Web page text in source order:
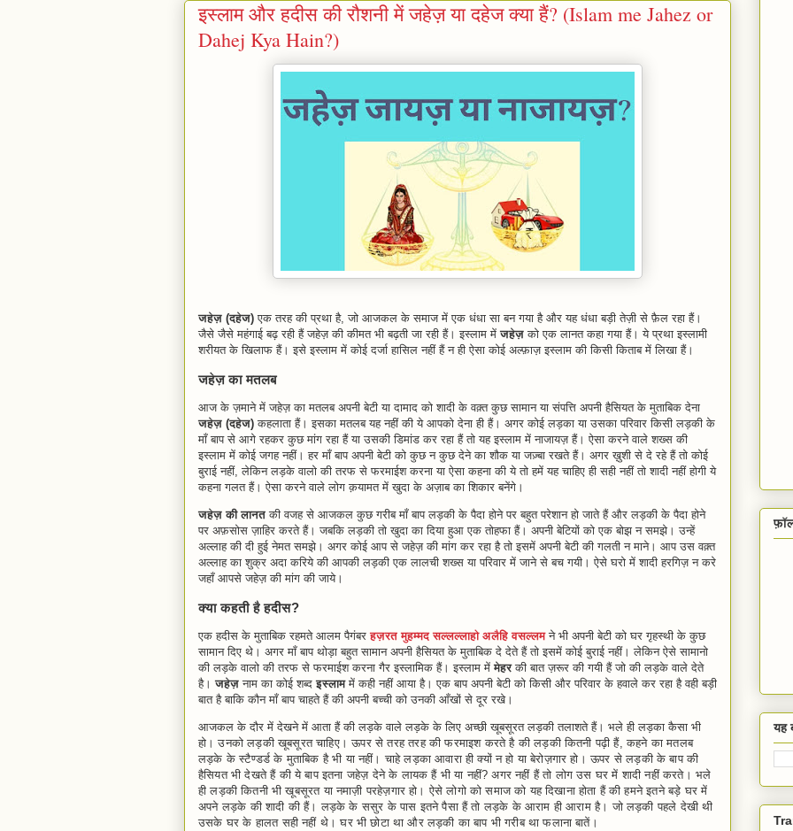
इस्लाम और हदीस की रौशनी में जहेज़ या दहेज क्या हैं? (Islam me Jahez or
Dahej Kya Hain?)
जहेज़ (दहेज) एक तरह की प्रथा है, जो आजकल के समाज में एक धंधा सा बन गया है और यह धंधा बड़ी तेज़ी से फ़ैल रहा हैं।
जैसे जैसे महंगाई बढ़ रही हैं जहेज़ की कीमत भी बढ़ती जा रही हैं। इस्लाम मेंजहेज़ को एक लानत कहा गया हैं। ये प्रथा इस्लामी
शरीयत के खिलाफ हैं। इसे इस्लाम में कोई दर्जा हासिल नहीं हैं न ही ऐसा कोई अल्फ़ाज़ इस्लाम की किसी किताब में लिखा हैं।
जहेज़ का मतलब
आज के ज़माने में जहेज़ का मतलब अपनी बेटी या दामाद को शादी के वक़्त कुछ सामान या संपत्ति अपनी हैसियत के मुताबिक देना
जहेज़ (दहेज) कहलाता हैं। इसका मतलब यह नहीं की ये आपको देना ही हैं। अगर कोई लड़का या उसका परिवार किसी लड़की के
माँ बाप से आगे रहकर कुछ मांग रहा हैं या उसकी डिमांड कर रहा हैं तो यह इस्लाम में नाजायज़ हैं। ऐसा करने वाले शख्स की
इस्लाम में कोई जगह नहीं। हर माँ बाप अपनी बेटी को कुछ न कुछ देने का शौक या जज़्बा रखते हैं। अगर ख़ुशी से दे रहे हैं तो कोई
बुराई नहीं, लेकिन लड़के वालो की तरफ से फरमाईश करना या ऐसा कहना की ये तो हमें यह चाहिए ही सही नहीं तो शादी नहीं होगी ये
कहना गलत हैं। ऐसा करने वाले लोग क़यामत में खुदा के अज़ाब का शिकार बनेंगे।
जहेज़ की लानत की वजह से आजकल कुछ गरीब माँ बाप लड़की के पैदा होने पर बहुत परेशान हो जाते हैं और लड़की के पैदा होने
पर अफ़सोस ज़ाहिर करते हैं। जबकि लड़की तो खुदा का दिया हुआ एक तोहफा हैं। अपनी बेटियों को एक बोझ न समझे। उन्हें
अल्लाह की दी हुई नेमत समझे। अगर कोई आप से जहेज़ की मांग कर रहा है तो इसमें अपनी बेटी की गलती न माने। आप उस वक़्त
अल्लाह का शुक्र अदा करिये की आपकी लड़की एक लालची शख्स या परिवार में जाने से बच गयी। ऐसे घरो में शादी हरगिज़ न करे
जहाँ आपसे जहेज़ की मांग की जाये।
क्या कहती है हदीस?
एक हदीस के मुताबिक रहमते आलम पैगंबरहज़रत मुहम्मद सल्लल्लाहो अलैहि वसल्लमने भी अपनी बेटी को घर गृहस्थी के कुछ
सामान दिए थे। अगर माँ बाप थोड़ा बहुत सामान अपनी हैसियत के मुताबिक दे देते हैं तो इसमें कोई बुराई नहीं। लेकिन ऐसे सामानो
की लड़के वालो की तरफ से फरमाईश करना गैर इस्लामिक हैं। इस्लाम मेंमेहरकी बात ज़रूर की गयी हैं जो की लड़के वाले देते
है।जहेज़ नाम का कोई शब्दइस्लाममें कही नहीं आया है। एक बाप अपनी बेटी को किसी और परिवार के हवाले कर रहा है वही बड़ी
बात है बाकि कौन माँ बाप चाहते हैं की अपनी बच्ची को उनकी आँखों से दूर रखे।
आजकल के दौर में देखने में आता हैं की लड़के वाले लड़के के लिए अच्छी खूबसूरत लड़की तलाशते हैं। भले ही लड़का कैसा भी
हो । उनको लड़की खूबसूरत चाहिए। ऊपर से तरह तरह की फरमाइश करते है की लड़की कितनी पढ़ी हैं, कहने का मतलब
लड़के के स्टैण्डर्ड के मुताबिक है भी या नहीं। चाहे लड़का आवारा ही क्यों न हो या बेरोज़गार हो। ऊपर से लड़की के बाप की
हैसियत भी देखते हैं की ये बाप इतना जहेज़ देने के लायक हैं भी या नहीं? अगर नहीं हैं तो लोग उस घर में शादी नहीं करते। भले
ही लड़की कितनी भी खूबसूरत या नमाज़ी परहेज़गार हो। ऐसे लोगो को समाज को यह दिखाना होता हैं की हमने इतने बड़े घर में
अपने लड़के की शादी की हैं। लड़के के ससुर के पास इतने पैसा हैं तो लड़के के आराम ही आराम है। जो लड़की पहले देखी थी
उसके घर के हालत सही नहीं थे। घर भी छोटा था और लड़की का बाप भी गरीब था फलाना बातें।
यह